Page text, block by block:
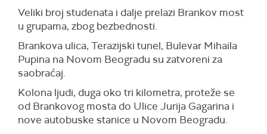
Štrajk su podržale i brojne organizacije iz Novog
Sada poput Novosadske biciklističke inicijative,
"Tate Novosađani" i mnoge ekološke organizacije
u gradu.
Takođe, deo zaposlenih u sva tri instituta u
Sremskoj Kamenici – Institutu za plućne bolesti
Vojvodine, Institutu za kardiologiju i u Institutu za
onkologiju zastali su danas na 15 minuta i odali
počast nastradalima na Železničkoj stanici i
Veliki broj studenata i dalje prelazi Brankov most
u grupama, zbog bezbednosti.
Brankova ulica, Terazijski tunel, Bulevar Mihaila
Pupina na Novom Beogradu su zatvoreni za
saobraćaj.
Kolona ljudi, duga oko tri kilometra, proteže se
od Brankovog mosta do Ulice Jurija Gagarina i
nove autobuske stanice u Novom Beogradu.